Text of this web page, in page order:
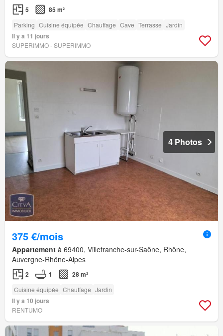
5 85 m²
Parking Cuisine équipée Chauffage Cave Terrasse Jardin
Il y a 11 jours
SUPERIMMO - SUPERIMMO
4 Photos
375 €/mois
Appartement à 69400, Villefranche-sur-Saône, Rhône,
Auvergne-Rhône-Alpes
2 1 28 m²
Cuisine équipée Chauffage Jardin
Il y a 10 jours
RENTUMO